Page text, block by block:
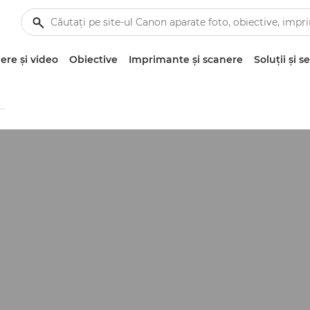
şi video Obiective Imprimante şi scanere Soluţii şi
Articole pentru companii şi profesionişti